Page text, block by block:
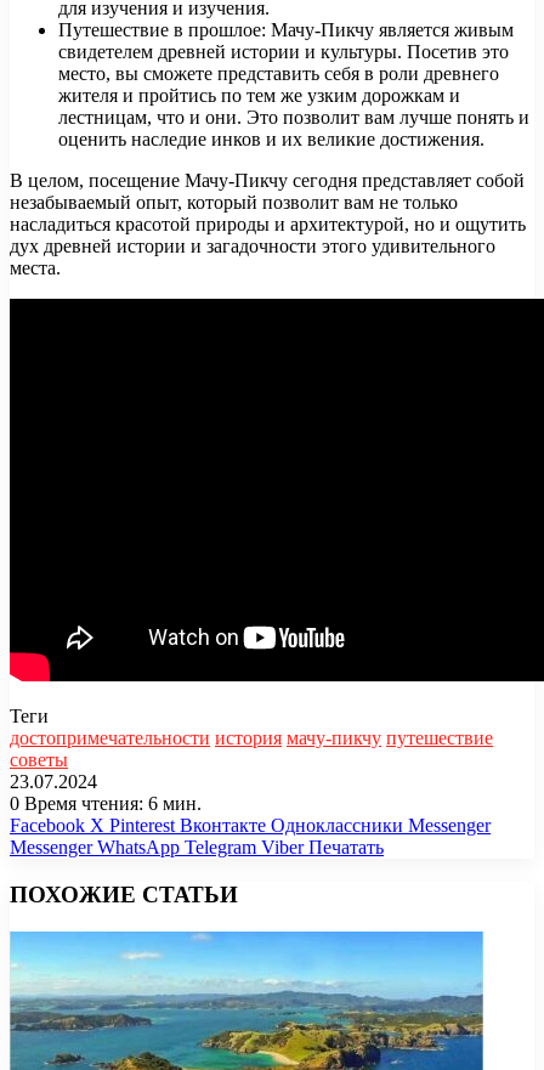
для изучения и изучения.
Путешествие в прошлое: Мачу-Пикчу является живым
свидетелем древней истории и культуры. Посетив это
место, вы сможете представить себя в роли древнего
жителя и пройтись по тем же узким дорожкам и
лестницам, что и они. Это позволит вам лучше понять и
оценить наследие инков и их великие достижения.
В целом, посещение Мачу-Пикчу сегодня представляет собой
незабываемый опыт, который позволит вам не только
насладиться красотой природы и архитектурой, но и ощутить
дух древней истории и загадочности этого удивительного
места.
Теги
достопримечательности история мачу-пикчу путешествие
советы
23.07.2024
0 Время чтения: 6 мин.
Facebook X Pinterest Вконтакте Одноклассники Messenger
Messenger WhatsApp Telegram Viber Печатать
ПОХОЖИЕ СТАТЬИ